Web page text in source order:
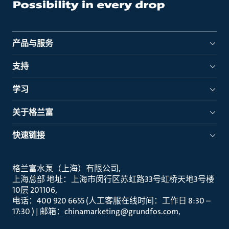
产品与服务
支持
学习
关于格兰富
快速链接
格兰富水泵（上海）有限公司
上海总部 地址：上海市闵行区苏虹路33号虹桥天地3号楼
10层 201106
电话：400 920 6655 (人工客服在线时间：工作日 8:30 –
17:30 ) | 邮箱：chinamarketing@grundfos.com